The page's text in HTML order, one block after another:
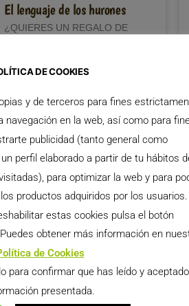
El lenguaje de los hurones
¿QUIERES UN REGALO DE
hurones se pasan la mayor
cuando están activos están
LEER MÁS >>
BLOG PARA HURONES
De vacaciones con nuestro
hurón
Seguro que muchos de
DE COOKIES
y de terceros para fines
navegación en la web, así como para
publicidad (tanto general como
perfil elaborado a partir de tu hábitos
para optimizar la web y para
productos adquiridos por los usuarios.
estas cookies pulsa el botón
obtener más información en
de Cookies
para confirmar que has leído y
presentada.